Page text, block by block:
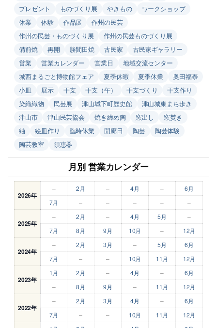
プレゼント
ものづくり展 やきもの
ワークショップ
休業
体験 作品展
作州の民芸
作州の民芸・ものづくり展
作州の民芸ものづくり展
備前焼
再開 勝間田焼 古民家
古民家ギャラリー
営業
営業カレンダー 営業日
地域交流センター
城西まるごと博物館フェア
夏季休暇 夏季休業
奥田福泰
小皿
展示 干支 干支（午） 干支づくり
干支作り
染織織物
民芸展 津山城下町歴史館
津山城東まち歩き
津山市
津山民芸協会 焼き締め陶 窯出し
窯焚き
紬
絵皿作り 臨時休業 開廊日 陶芸
陶芸体験
陶芸教室
須恵器
月別 営業カレンダー
2026年
– 2月 – 4月 –
6月
7月
– – – – –
2025年
– 2月 – 4月 5月
–
7月
8月 9月 10月 – 12月
2024年
– 2月 3月 – 5月
6月
7月
– – 10月 11月 12月
2023年
1月 2月 – 4月 –
6月
–
8月 9月 – 11月 12月
2022年
– 2月 3月 4月 –
6月
7月
– – 10月 11月 12月